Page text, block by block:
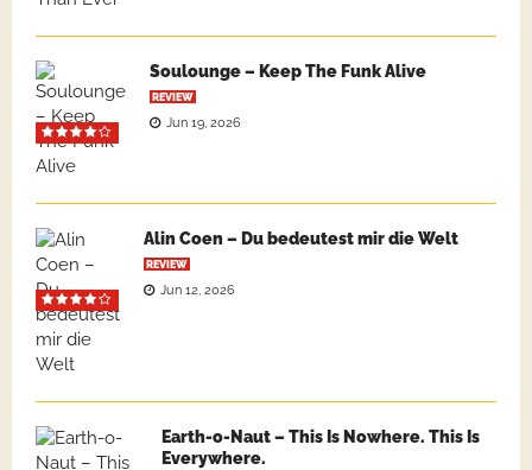
Soulounge – Keep The Funk Alive
REVIEW
Jun 19, 2026
Alin Coen – Du bedeutest mir die Welt
REVIEW
Jun 12, 2026
Earth-o-Naut – This Is Nowhere. This Is
Everywhere.